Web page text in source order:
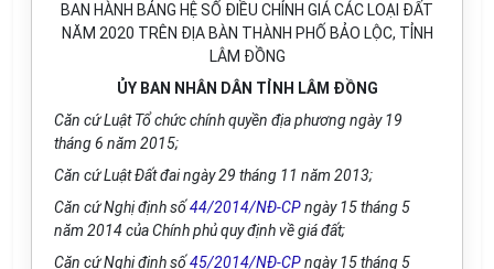
BAN HÀNH BẢNG HỆ SỐ ĐIỀU CHỈNH GIÁ CÁC LOẠI ĐẤT
NĂM 2020 TRÊN ĐỊA BÀN THÀNH PHỐ BẢO LỘC, TỈNH
LÂM ĐỒNG
ỦY BAN NHÂN DÂN TỈNH LÂM ĐỒNG
Căn cứ Luật Tổ chức chính quyền địa phương ngày 19
tháng 6 năm 2015;
Căn cứ Luật Đất đai ngày 29 tháng 11 năm 2013;
Căn cứ Nghị định số44/2014/NĐ-CPngày 15 tháng 5
năm 2014 của Chính phủ quy định về giá đất;
Căn cứ Nghị định số45/2014/NĐ-CPngày 15 tháng 5